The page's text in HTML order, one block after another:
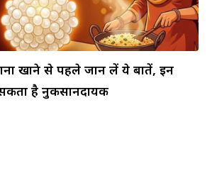
खाने से पहले जान लें ये बातें, इन
है नुकसानदायक